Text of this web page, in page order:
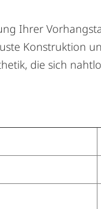
Ihrer
Konstruktion
die sich